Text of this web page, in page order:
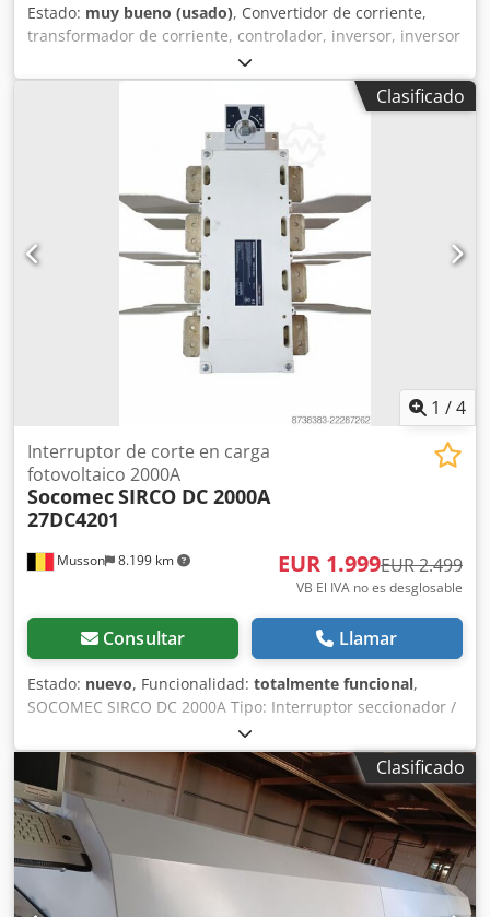
Estado: muy bueno (usado), Convertidor de corriente,
transformador de corriente, controlador, inversor, inversor
de corriente alterna, inversor de corriente solar, módulos
485i -Fabricante: SMA, interfaz del kit de actualización
para módulos 485i para inversores SMA. -Tipo: DM-485CB-
10 B -Cantidad: 1 módulo disponible -Dimensiones del
embalaje: 280/170/85 mm (alto) Dsdpfxjip Rcvs Adrjwa -
Clasificado
1 /4
Musson 8.199 km
Interruptor de corte en carga
fotovoltaico 2000A
SocomecSIRCO DC 2000A
27DC4201
EUR 1.999EUR 2.499
VB El IVA no es desglosable
Consultar Llamar
Estado: nuevo, Funcionalidad: totalmente funcional,
SOCOMEC SIRCO DC 2000A Tipo: Interruptor seccionador /
Aislador fotovoltaico Corriente nominal: 2000A Tensión:
Hasta 1000 V CC Aplicaciones: Sistemas fotovoltaicos,
instalaciones solares, separación de circuitos eléctricos
Marca: SOCOMEC (reconocida a nivel mundial en
protección y gestión de energía) Estado: Nuevo Alta
capacidad de 2000 A, diseñado específicamente para
aplicaciones fotovoltaicas, garantizando un rendimiento
fiable en entornos exigentes. Protección fiable para
Clasificado